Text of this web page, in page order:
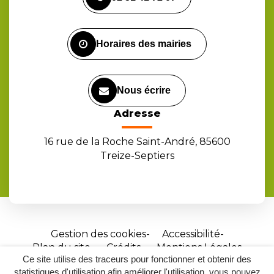
Ce site utilise des traceurs pour fonctionner et obtenir des
statistiques d'utilisation afin améliorer l'utilisation, vous pouvez
comptecomptechaîne
Horaires des mairies
Nous écrire
Adresse
16 rue de la Roche Saint-André, 85600
Treize-Septiers
Gestion des cookies
Accessibilité
Plan du site
Crédits
Mentions Légales
Site